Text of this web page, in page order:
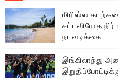
மிரிஸ்ஸ
சட்டவிரோத
நடவடிக்கை
இங்கிலாந்து